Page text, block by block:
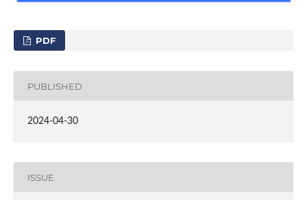
PDF
PUBLISHED
2024-04-30
ISSUE